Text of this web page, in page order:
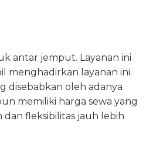
antar jemput. Layanan ini
menghadirkan layanan ini.
disebabkan oleh adanya
memiliki harga sewa yang
dan fleksibilitas jauh lebih